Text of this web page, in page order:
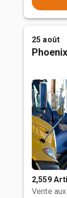
25 août
2,559
Vente